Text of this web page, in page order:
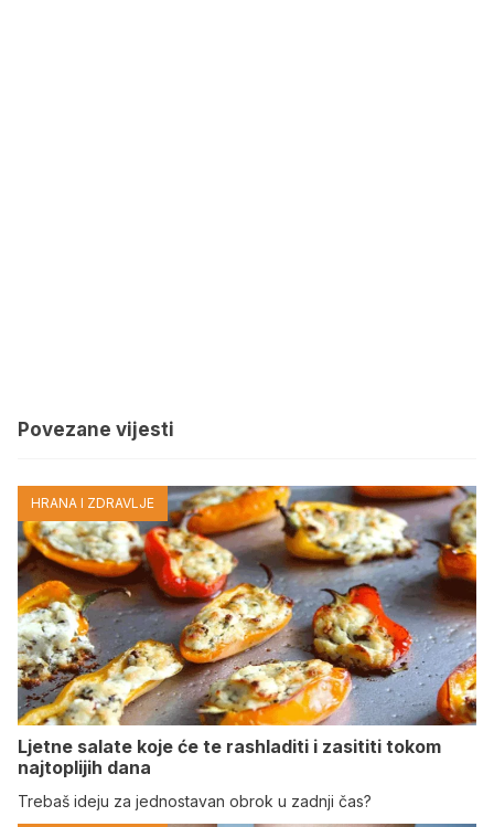
Povezane vijesti
HRANA I ZDRAVLJE
Ljetne salate koje će te rashladiti i zasititi tokom
najtoplijih dana
Trebaš ideju za jednostavan obrok u zadnji čas?